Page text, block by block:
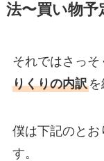
法〜買い物予
それではさっそ
りくりの内訳を
僕は下記のとお
す。